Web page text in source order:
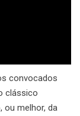
convocados
clássico
ou melhor, da